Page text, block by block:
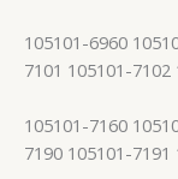
105101-6960
7101 105101-7102
105101-7160
7190 105101-7191